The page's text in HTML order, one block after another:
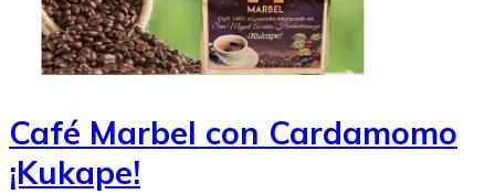
Café Marbel con Cardamomo
¡Kukape!